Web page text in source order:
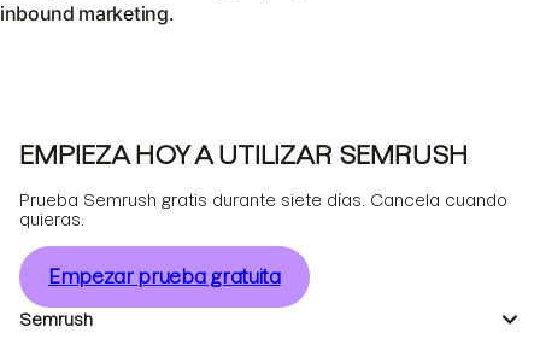
inbound marketing.
EMPIEZA HOY A UTILIZAR SEMRUSH
Prueba Semrush gratis durante siete días. Cancela cuando
quieras.
Empezar prueba gratuita
Semrush